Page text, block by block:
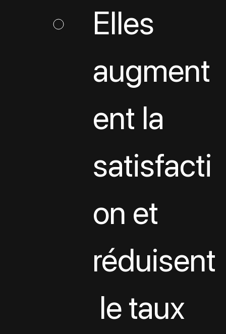
Elles
augment
ent la
satisfacti
on et
réduisent
le taux